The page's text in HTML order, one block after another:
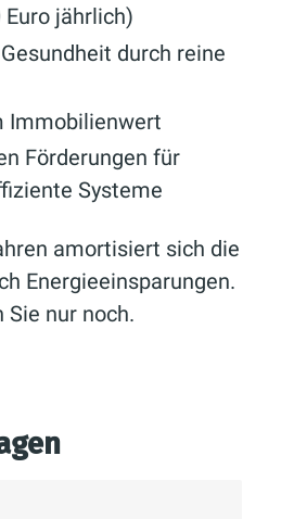
Euro jährlich)
durch reine
Immobilienwert
Förderungen für
Systeme
amortisiert sich die
Energieeinsparungen.
Sie nur noch.